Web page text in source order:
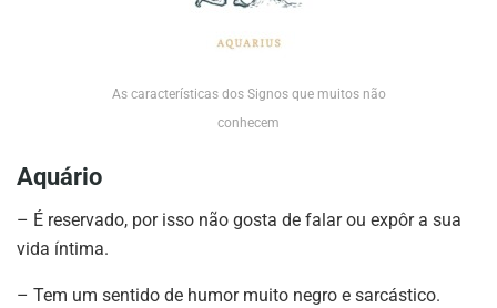
As características dos Signos que muitos não
conhecem
Aquário
– É reservado, por isso não gosta de falar ou expôr a sua
vida íntima.
– Tem um sentido de humor muito negro e sarcástico.